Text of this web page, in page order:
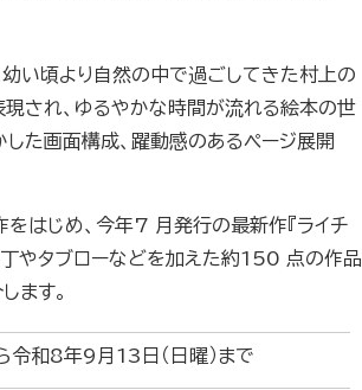
い頃より自然の中で過ごしてきた村上の
現され、ゆるやかな時間が流れる絵本の世
た画面構成、躍動感のあるページ展開
をはじめ、今年7 月発行の最新作『ライチ
丁やタブローなどを加えた約150 点の作品
ます。
令和8年9月13日（日曜）まで